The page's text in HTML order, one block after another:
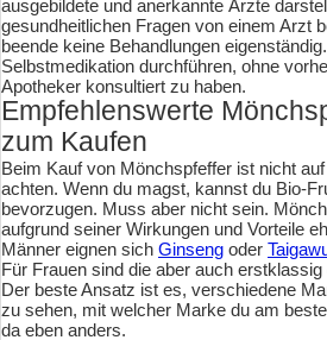
ausgebildete und anerkannte Ärzte
gesundheitlichen Fragen von einem Arzt
beende keine Behandlungen
Selbstmedikation durchführen, ohne
Apotheker konsultiert zu haben.
Empfehlenswerte
zum Kaufen
Beim Kauf von Mönchspfeffer ist nicht
achten. Wenn du magst, kannst du Bio-
bevorzugen. Muss aber nicht sein.
aufgrund seiner Wirkungen und Vorteile
Männer eignen sich Ginseng oder
Für Frauen sind die aber auch erstklassig
Der beste Ansatz ist es, verschiedene
zu sehen, mit welcher Marke du am
da eben anders.